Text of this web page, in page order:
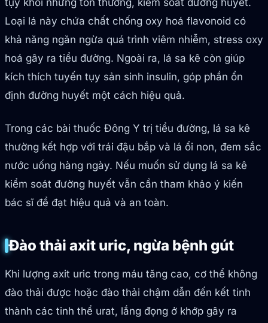
tụy khỏi những tổn thương, kiểm soát đường huyết.
Loại lá này chứa chất chống oxy hoá flavonoid có
khả năng ngăn ngừa quá trình viêm nhiễm, stress oxy
hoá gây ra tiểu đường. Ngoài ra, lá sa kê còn giúp
kích thích tuyến tụy sản sinh insulin, góp phần ổn
định đường huyết một cách hiệu quả.
Trong các bài thuốc Đông Y trị tiểu đường, lá sa kê
thường kết hợp với trái đậu bắp và lá ổi non, đem sắc
nước uống hàng ngày. Nếu muốn sử dụng lá sa kê
kiểm soát đường huyết vẫn cần tham khảo ý kiến
bác sĩ để đạt hiệu quả và an toàn.
Đào thải axit uric, ngừa bệnh gút
Khi lượng axit uric trong máu tăng cao, cơ thể không
đào thải được hoặc đào thải chậm dẫn đến kết tinh
thành các tinh thể urat, lắng đọng ở khớp gây ra